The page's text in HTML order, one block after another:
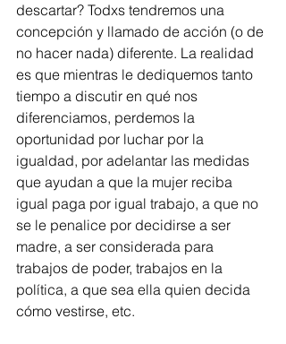
descartar? Todxs tendremos una
concepción y llamado de acción (o de
no hacer nada) diferente. La realidad
es que mientras le dediquemos tanto
tiempo a discutir en qué nos
diferenciamos, perdemos la
oportunidad por luchar por la
igualdad, por adelantar las medidas
que ayudan a que la mujer reciba
igual paga por igual trabajo, a que no
se le penalice por decidirse a ser
madre, a ser considerada para
trabajos de poder, trabajos en la
política, a que sea ella quien decida
cómo vestirse, etc.